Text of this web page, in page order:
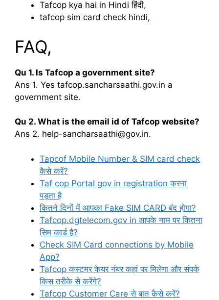
Tafcop kya hai in Hindi हिंदी,
tafcop sim card check hindi,
FAQ,
Qu 1. Is Tafcop a government site?
Ans 1. Yes tafcop.sancharsaathi.gov.in a
government site.
Qu 2. What is the email id of Tafcop website?
Ans 2. help-sancharsaathi@gov.in.
Tapcof Mobile Number & SIM card check
कैसे करें?
Taf cop Portal gov in registration करना
पड़ता है
कितने दिनों में आपका Fake SIM CARD बंद होगा?
Tafcop.dgtelecom.gov in आपके नाम पर कितना
सिम कार्ड है?
Check SIM Card connections by Mobile
App?
Tafcop कस्टमर केयर नंबर कहां पर मिलेगा और संपर्क
किस तरीके से करेंगे?
Tafcop Customer Care से बात कैसे करें?